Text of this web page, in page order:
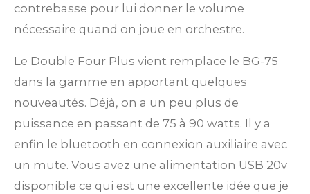
contrebasse pour lui donner le volume
nécessaire quand on joue en orchestre.
Le Double Four Plus vient remplace le BG-75
dans la gamme en apportant quelques
nouveautés. Déjà, on a un peu plus de
puissance en passant de 75 à 90 watts. Il y a
enfin le bluetooth en connexion auxiliaire avec
un mute. Vous avez une alimentation USB 20v
disponible ce qui est une excellente idée que je